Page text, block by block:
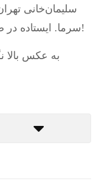
سلیمان‌خانی
سرما. ایستاده در صف. مچاله شده. تحقیر شده. افغانی!
به عکس بالا